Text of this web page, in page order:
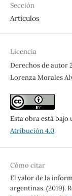
Sección
Artículos
Licencia
Derechos de autor
Lorenza Morales
Esta obra está
Atribución 4.0.
Cómo citar
El valor de la
argentinas. (2019).